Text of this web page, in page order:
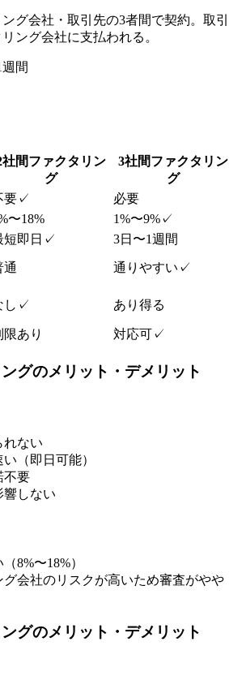
グ会社・取引先の3者間で契約。取引
ング会社に支払われる。
間
社間ファクタリン
グ
3社間ファクタリン
グ
要✓
必要
〜18% 1%〜9%✓
短即日 ✓
3日〜1週間
通 通りやすい ✓
し ✓ あり得る
限あり 対応可✓
グのメリット・デメリット
れない
（即日可能）
不要
響しない
8%〜18%）
グ会社のリスクが高いため審査がやや
グのメリット・デメリット